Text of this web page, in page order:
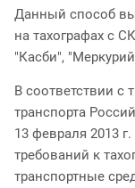
Данный способ
на тахографах с
"Касби",
В соответствии с
транспорта
13 февраля 2013
требований к
транспортные